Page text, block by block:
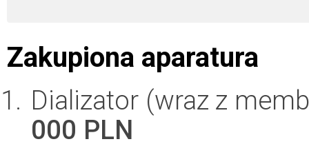
Zakupiona aparatura
Dializator (wraz z
000 PLN